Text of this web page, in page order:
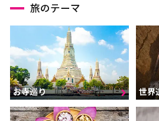
旅のテーマ
お寺巡り 世界